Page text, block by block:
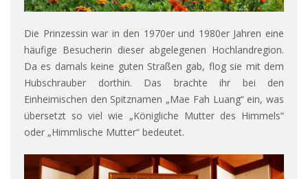
Die Prinzessin war in den 1970er und 1980er Jahren eine
häufige Besucherin dieser abgelegenen Hochlandregion.
Da es damals keine guten Straßen gab, flog sie mit dem
Hubschrauber dorthin. Das brachte ihr bei den
Einheimischen den Spitznamen „Mae Fah Luang“ ein, was
übersetzt so viel wie „Königliche Mutter des Himmels“
oder „Himmlische Mutter“ bedeutet.